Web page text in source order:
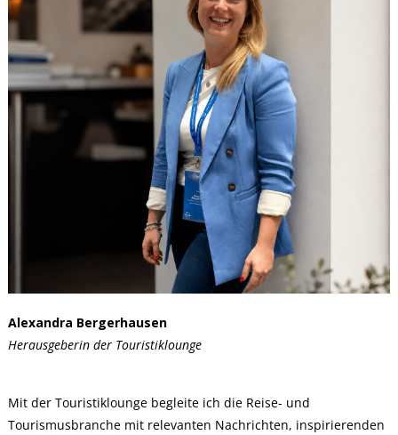
Alexandra Bergerhausen
Herausgeberin der Touristiklounge
Mit der Touristiklounge begleite ich die Reise- und
Tourismusbranche mit relevanten Nachrichten, inspirierenden